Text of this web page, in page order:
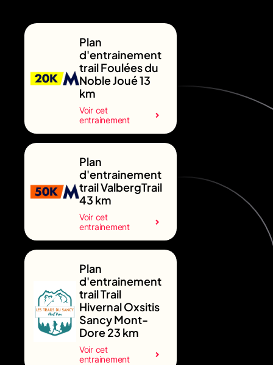
Plan
d'entrainement
trail Foulées du
Noble Joué 13
km
Voir cet
entrainement
Plan
d'entrainement
trail ValbergTrail
43 km
Voir cet
entrainement
Plan
d'entrainement
trail Trail
Hivernal Oxsitis
Sancy Mont-
Dore 23 km
Voir cet
entrainement